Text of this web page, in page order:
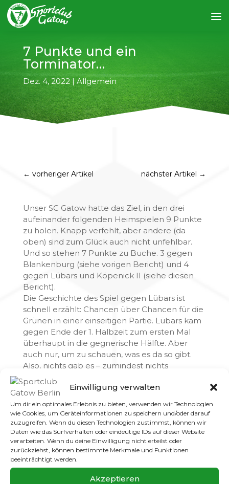
Einwilligung verwalten
Um dir ein optimales Erlebnis zu bieten, verwenden wir Technologien
wie Cookies, um Geräteinformationen zu speichern und/oder darauf
zuzugreifen. Wenn du diesen Technologien zustimmst, können wir
Daten wie das Surfverhalten oder eindeutige IDs auf dieser Website
verarbeiten. Wenn du deine Einwilligung nicht erteilst oder
zurückziehst, können bestimmte Merkmale und Funktionen
beeinträchtigt werden.
Akzeptieren
7 Punkte und ein
Torminator…
Dez. 4, 2022| Allgemein
← vorheriger Artikel nächster Artikel →
Unser SC Gatow hatte das Ziel, in den drei
aufeinander folgenden Heimspielen 9 Punkte
zu holen. Knapp verfehlt, aber andere (da
oben) sind zum Glück auch nicht unfehlbar.
Und so stehen 7 Punkte zu Buche. 3 gegen
Blankenburg (siehe vorigen Bericht) und 4
gegen Lübars und Köpenick II (siehe diesen
Bericht).
Die Geschichte des Spiel gegen Lübars ist
schnell erzählt: Chancen über Chancen für die
Grünen in einer einseitigen Partie. Lübars kam
gegen Ende der 1. Halbzeit zum ersten Mal
überhaupt in die gegnerische Hälfte. Aber
auch nur, um zu schauen, was es da so gibt.
Also, nichts gab es – zumindest nichts
Zählbares. Leider traf das am Ende auch für
Gatow zu. So sehr sich unser Top-Torschütze
kämpfte. Da er dies jedoch aufgrund einer
Kartensperre nur am Spielfeldrand tun konnte,
blieb es am Ende beim 0:0.
Der nächste Heim-Spieltag brachte dann die
ersehnten und benötigten 3 Punkte. Ramy
wechselte vom Rand wieder mitten rein ins
muntere Geschehen. Und hatte sichtlich mehr